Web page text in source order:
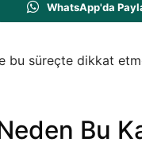
WhatsApp'da
bu süreçte dikkat
Bu